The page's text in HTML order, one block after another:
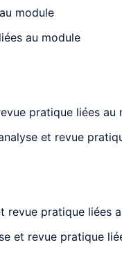
module
au module
pratique liées au
et revue
revue pratique liées
et revue pratique